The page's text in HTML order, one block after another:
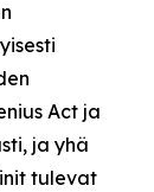
Act ja
ja yhä
tulevat